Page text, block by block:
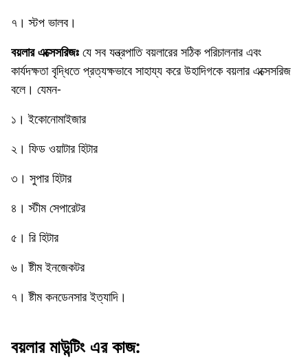
৭। স্টপ ভালব।
বয়লার এক্সেসরিজঃ যে সব যন্ত্রপাতি বয়লারের সঠিক পরিচালনার এবং
কাৰ্যদক্ষতা বৃদ্ধিতে প্রত্যক্ষভাবে সাহায্য করে উহাদিগকে বয়লার এক্সেসরিজ
বলে। যেমন-
১। ইকোনােমাইজার
২। ফিড ওয়াটার হিটার
৩। সুপার হিটার
৪। স্টীম সেপারেটর
৫। রি হিটার
৬। ষ্টীম ইনজেকটর
৭। ষ্টীম কনডেনসার ইত্যাদি।
বয়লার মাউন্টিং এর কাজ: